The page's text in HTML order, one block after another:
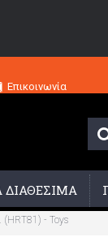
Επικοινωνία
(HRT81) - Toys